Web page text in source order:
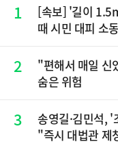
1
[속보] '길이
때 시민 대피 소동
2
"편해서 매일 신
숨은 위험
3
송영길·김민석,
"즉시 대법관 제